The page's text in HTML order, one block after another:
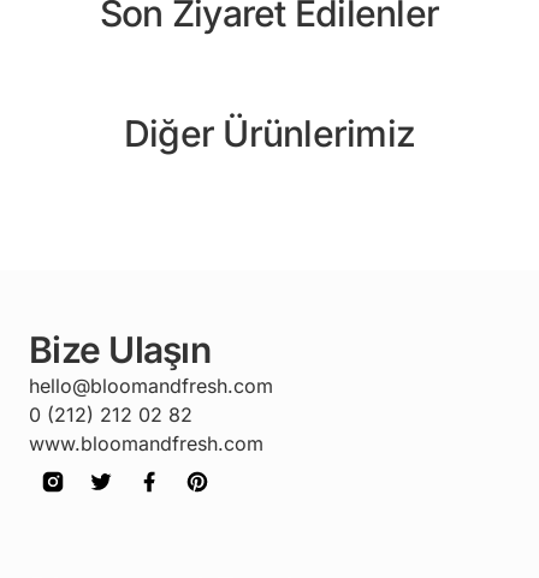
Son Ziyaret Edilenler
Diğer Ürünlerimiz
Bize Ulaşın
hello@bloomandfresh.com
0 (212) 212 02 82
www.bloomandfresh.com